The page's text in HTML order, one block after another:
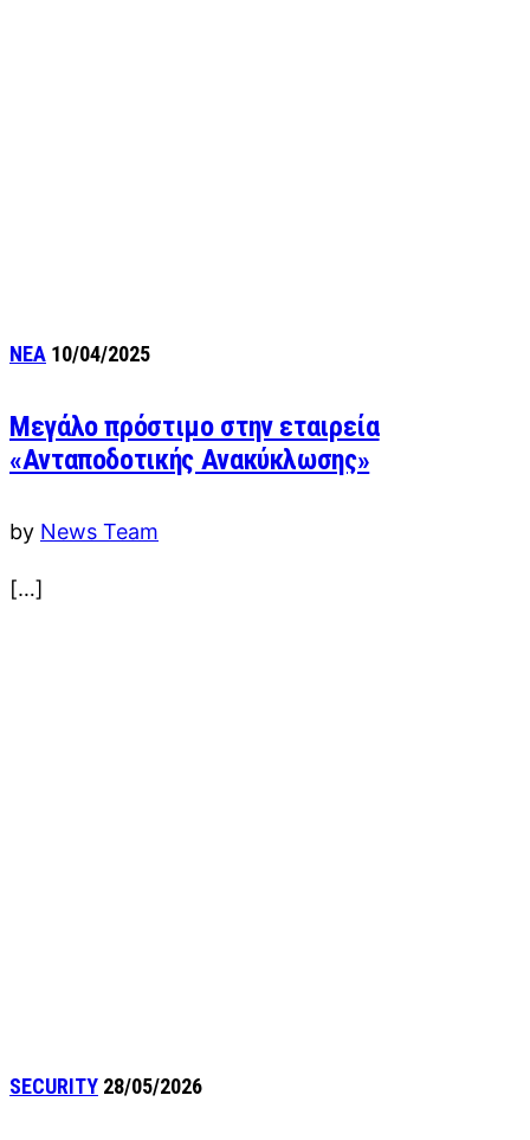
ΝΕΑ 10/04/2025
Μεγάλο πρόστιμο στην εταιρεία
«Ανταποδοτικής Ανακύκλωσης»
by News Team
[…]
SECURITY 28/05/2026